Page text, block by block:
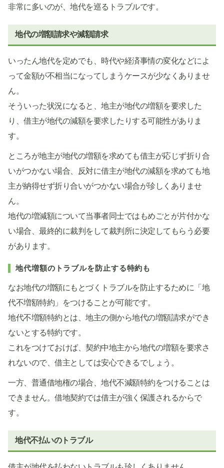
非常に多いのが、地代を巡るトラブルです。
地代の増額請求や減額請求
いったん地代を定めでも、時代や経済事情の変化などによ
って金額が不相当になってしまうケースが少なくありませ
ん。
そういった状況になると、地主が地代の増額を要求した
り、借主が地代の減額を要求したりする可能性がありま
す。
ところが地主が地代の増額を求めても借主が応じず折り合
いがつかない場合、反対に借主が地代の減額を求めても地
主が納得せず折り合いがつかない場合が珍しくありませ
ん。
地代の増減額について当事者同士ではもめごとが片付かな
い場合、最終的に裁判をして裁判所に決定してもらう必要
があります。
地代増額のトラブルを防止する特約も
なお地代の増額にもとづくトラブルを防止するために「地
代不増額特約」をつけることが可能です。
地代不増額特約とは、地主の側から地代の増額請求ができ
ないとする特約です。
これをつけておけば、契約中地主から地代の増額を要求さ
れないので、借主としては安心できるでしょう。
一方、普通借地権の場合、地代不減額特約をつけることは
できません。借地契約では借主が強く保護されるからで
す。
地代不払いのトラブル